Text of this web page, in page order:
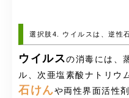
選択肢4. ウイルスは、逆性
ウイルスの消毒には、
ル、次亜塩素酸ナトリウ
石けんや両性界面活性